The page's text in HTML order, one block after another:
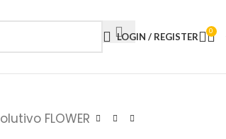
LOGIN / REGISTER 0
FLOWER